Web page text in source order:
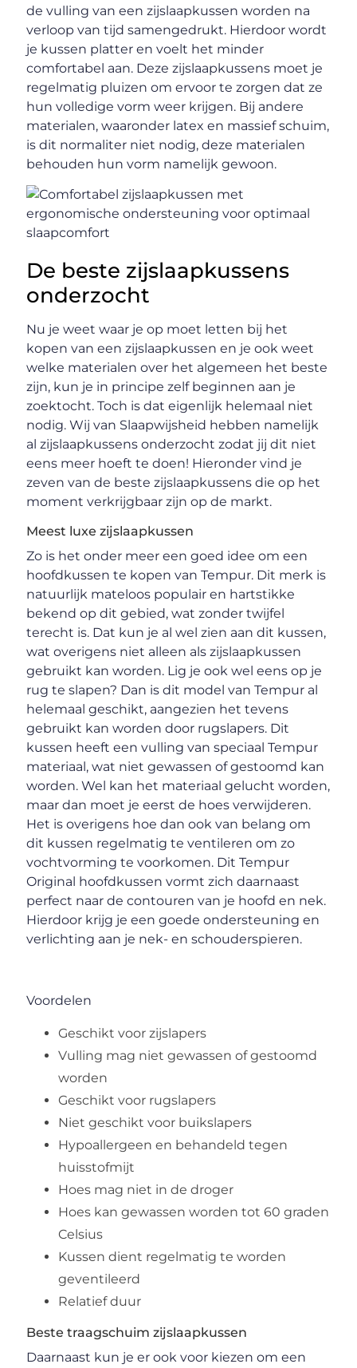
de vulling van een zijslaapkussen worden na
verloop van tijd samengedrukt. Hierdoor wordt
je kussen platter en voelt het minder
comfortabel aan. Deze zijslaapkussens moet je
regelmatig pluizen om ervoor te zorgen dat ze
hun volledige vorm weer krijgen. Bij andere
materialen, waaronder latex en massief schuim,
is dit normaliter niet nodig, deze materialen
behouden hun vorm namelijk gewoon.
De beste zijslaapkussens
onderzocht
Nu je weet waar je op moet letten bij het
kopen van een zijslaapkussen en je ook weet
welke materialen over het algemeen het beste
zijn, kun je in principe zelf beginnen aan je
zoektocht. Toch is dat eigenlijk helemaal niet
nodig. Wij van Slaapwijsheid hebben namelijk
al zijslaapkussens onderzocht zodat jij dit niet
eens meer hoeft te doen! Hieronder vind je
zeven van de beste zijslaapkussens die op het
moment verkrijgbaar zijn op de markt.
Meest luxe zijslaapkussen
Zo is het onder meer een goed idee om een
hoofdkussen te kopen van Tempur. Dit merk is
natuurlijk mateloos populair en hartstikke
bekend op dit gebied, wat zonder twijfel
terecht is. Dat kun je al wel zien aan dit kussen,
wat overigens niet alleen als zijslaapkussen
gebruikt kan worden. Lig je ook wel eens op je
rug te slapen? Dan is dit model van Tempur al
helemaal geschikt, aangezien het tevens
gebruikt kan worden door rugslapers. Dit
kussen heeft een vulling van speciaal Tempur
materiaal, wat niet gewassen of gestoomd kan
worden. Wel kan het materiaal gelucht worden,
maar dan moet je eerst de hoes verwijderen.
Het is overigens hoe dan ook van belang om
dit kussen regelmatig te ventileren om zo
vochtvorming te voorkomen. Dit Tempur
Original hoofdkussen vormt zich daarnaast
perfect naar de contouren van je hoofd en nek.
Hierdoor krijg je een goede ondersteuning en
verlichting aan je nek- en schouderspieren.
Voordelen
Geschikt voor zijslapers
Vulling mag niet gewassen of gestoomd
worden
Geschikt voor rugslapers
Niet geschikt voor buikslapers
Hypoallergeen en behandeld tegen
huisstofmijt
Hoes mag niet in de droger
Hoes kan gewassen worden tot 60 graden
Celsius
Kussen dient regelmatig te worden
geventileerd
Relatief duur
Beste traagschuim zijslaapkussen
Daarnaast kun je er ook voor kiezen om een